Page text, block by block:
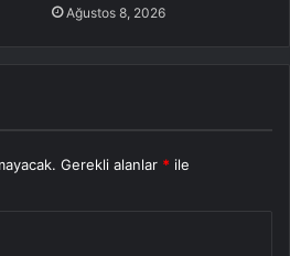
Ağustos 8, 2026
Gerekli alanlar * ile